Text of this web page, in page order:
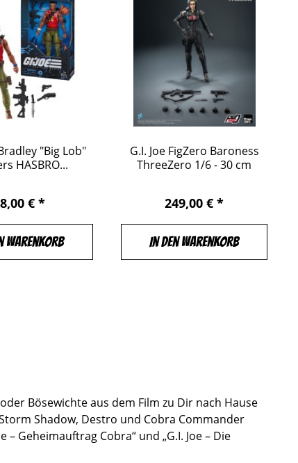
"Big Lob"
HASBRO...
€ *
Warenkorb
G.I. Joe FigZero Baroness
ThreeZero 1/6 - 30 cm
249,00 € *
In den Warenkorb
Bösewichte aus dem Film zu Dir nach Hause
Shadow, Destro und Cobra Commander
Geheimauftrag Cobra“ und „G.I. Joe – Die